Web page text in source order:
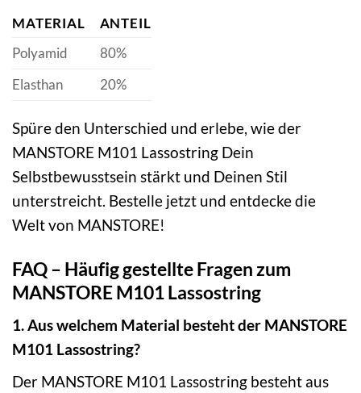
MATERIAL
ANTEIL
Polyamid
80%
Elasthan
20%
Spüre den Unterschied und erlebe, wie der
MANSTORE M101 Lassostring Dein
Selbstbewusstsein stärkt und Deinen Stil
unterstreicht. Bestelle jetzt und entdecke die
Welt von MANSTORE!
FAQ – Häufig gestellte Fragen zum
MANSTORE M101 Lassostring
1. Aus welchem Material besteht der MANSTORE
M101 Lassostring?
Der MANSTORE M101 Lassostring besteht aus